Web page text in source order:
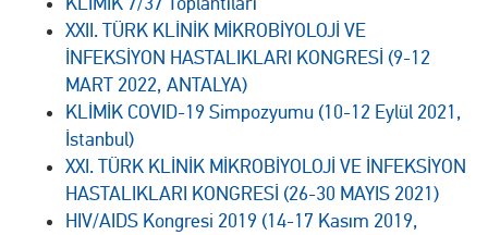
XXII. TÜRK KLİNİK MİKROBİYOLOJİ VE
İNFEKSİYON HASTALIKLARI KONGRESİ (9-12
MART 2022, ANTALYA)
KLİMİK COVID-19 Simpozyumu (10-12 Eylül 2021,
İstanbul)
XXI. TÜRK KLİNİK MİKROBİYOLOJİ VE İNFEKSİYON
HASTALIKLARI KONGRESİ (26-30 MAYIS 2021)
HIV/AIDS Kongresi 2019 (14-17 Kasım 2019,